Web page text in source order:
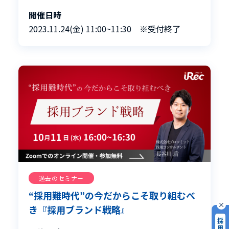
開催日時
2023.11.24(金) 11:00~11:30 ※受付終了
過去のセミナー
“採用難時代”の今だからこそ取り組むべ
き『採用ブランド戦略』